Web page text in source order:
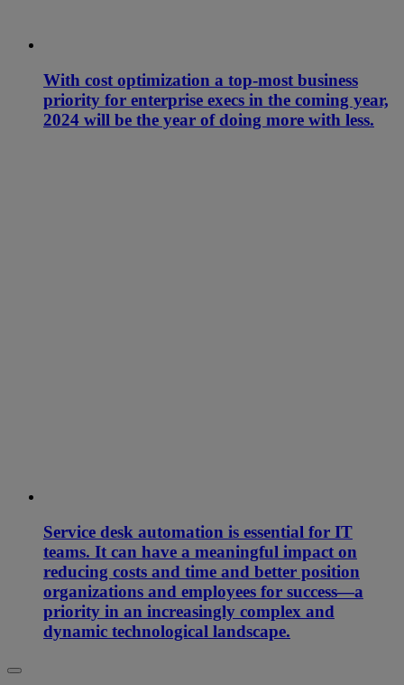
With cost optimization a top-most business
priority for enterprise execs in the coming year,
2024 will be the year of doing more with less.
Service desk automation is essential for IT
teams. It can have a meaningful impact on
reducing costs and time and better position
organizations and employees for success—a
priority in an increasingly complex and
dynamic technological landscape.